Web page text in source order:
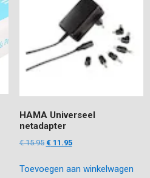
HAMA Universeel
netadapter
€15.95 Oorspronkelijke
was:
€ 11.95Huidige
is:
Toevoegen aan winkelwagen